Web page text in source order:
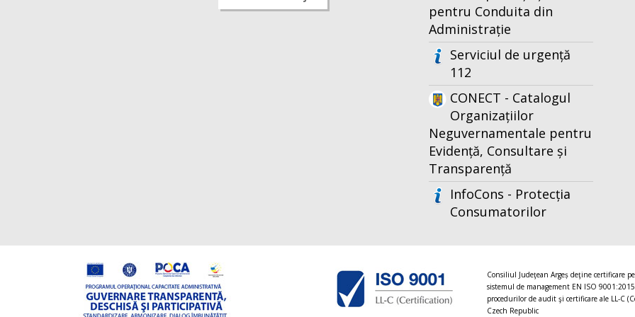
pentru Conduita din
Administrație
Serviciul de urgență
112
CONECT - Catalogul
Organizațiilor
Neguvernamentale pentru
Evidență, Consultare și
Transparență
InfoCons - Protecția
Consumatorilor
Consiliul Judeţean Argeș deţine certificare
sistemul de management EN ISO
procedurilor de audit şi certificare ale LL-C
Czech Republic